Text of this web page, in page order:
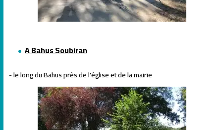
A Bahus Soubiran
- le long du Bahus près de l'église et de la mairie